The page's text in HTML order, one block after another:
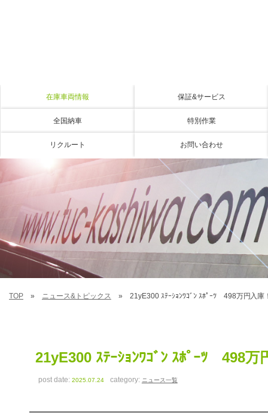
在庫車両情報 保証&サービス
全国納車 特別作業
リクルート お問い合わせ
TOP ニュース&トピックス 21yE300 ｽﾃｰｼｮﾝﾜｺﾞﾝ ｽﾎﾟｰﾂ 498万円入庫
21yE300 ｽﾃｰｼｮﾝﾜｺﾞﾝ ｽﾎﾟｰﾂ 498万
post date:2025.07.24 category: ニュース一覧